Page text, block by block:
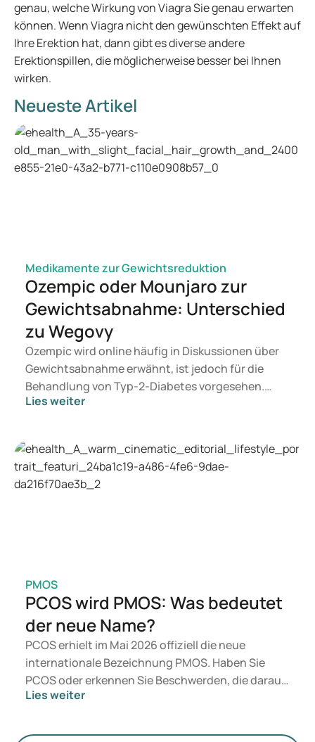
genau, welche Wirkung von Viagra Sie genau erwarten
können. Wenn Viagra nicht den gewünschten Effekt auf
Ihre Erektion hat, dann gibt es diverse andere
Erektionspillen, die möglicherweise besser bei Ihnen
wirken.
Neueste Artikel
Medikamente zur Gewichtsreduktion
Ozempic oder Mounjaro zur
Gewichtsabnahme: Unterschied
zu Wegovy
Ozempic wird online häufig in Diskussionen über
Gewichtsabnahme erwähnt, ist jedoch für die
Behandlung von Typ-2-Diabetes vorgesehen.
Wenn Sie eine Therapie zur Gewichtskontrolle
Sie geeignet ist, entscheidet ein Arzt auf
Grundlage Ihrer Gesundheit, Ihres BMI und Ihres
Medikamentenkonsums.
Lies weiter
PMOS
PCOS wird PMOS: Was bedeutet
der neue Name?
PCOS erhielt im Mai 2026 offiziell die neue
internationale Bezeichnung PMOS. Haben Sie
PCOS oder erkennen Sie Beschwerden, die darauf
hindeuten könnten? Medizinisch ändert sich
mehr Gewicht auf Hormone, den Stoffwechsel und
Lies weiter